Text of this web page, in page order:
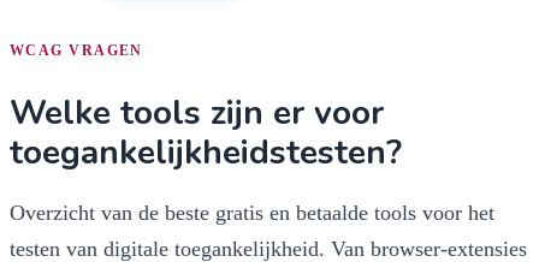
WCAG VRAGEN
Welke tools zijn er voor
toegankelijkheidstesten?
Overzicht van de beste gratis en betaalde tools voor het
testen van digitale toegankelijkheid. Van browser-extensies